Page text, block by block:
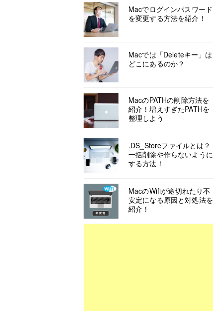
Macでログインパスワード
を変更する方法を紹介！
Macでは「Deleteキー」は
どこにあるのか？
MacのPATHの削除方法を
紹介！増えすぎたPATHを
整理しよう
.DS_Storeファイルとは？
一括削除や作らないように
する方法！
MacのWifiが途切れたり不
安定になる原因と対処法を
紹介！